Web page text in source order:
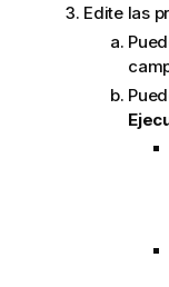
Edite las